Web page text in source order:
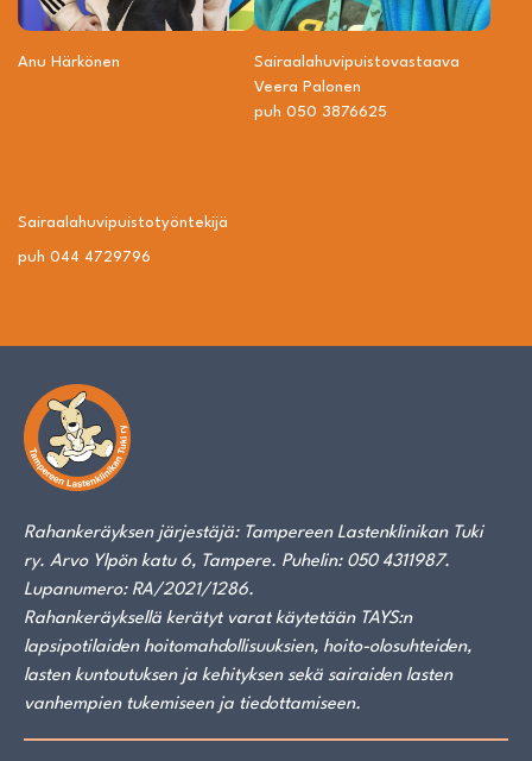
Anu Härkönen
Sairaalahuvipuisto­vastaava
Veera Palonen
puh 050 3876625
Sairaalahuvipuisto­työntekijä
puh 044 4729796
Rahankeräyksen järjestäjä: Tampereen Lastenklinikan Tuki
ry. Arvo Ylpön katu 6, Tampere. Puhelin: 050 4311987.
Lupanumero: RA/2021/1286.
Rahankeräyksellä kerätyt varat käytetään TAYS:n
lapsipotilaiden hoitomahdollisuuksien, hoito-olosuhteiden,
lasten kuntoutuksen ja kehityksen sekä sairaiden lasten
vanhempien tukemiseen ja tiedottamiseen.